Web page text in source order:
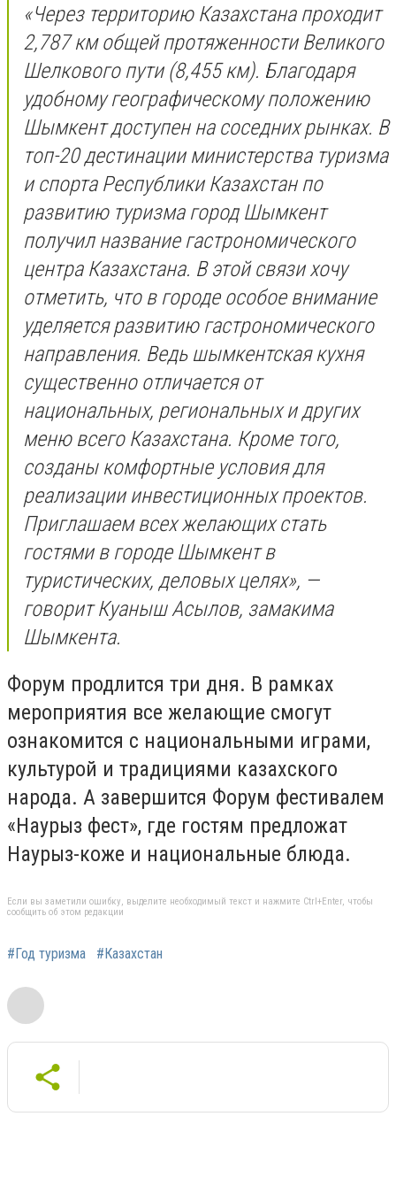
«Через территорию Казахстана проходит
2,787 км общей протяженности Великого
Шелкового пути (8,455 км). Благодаря
удобному географическому положению
Шымкент доступен на соседних рынках. В
топ-20 дестинации министерства туризма
и спорта Республики Казахстан по
развитию туризма город Шымкент
получил название гастрономического
центра Казахстана. В этой связи хочу
отметить, что в городе особое внимание
уделяется развитию гастрономического
направления. Ведь шымкентская кухня
существенно отличается от
национальных, региональных и других
меню всего Казахстана. Кроме того,
созданы комфортные условия для
реализации инвестиционных проектов.
Приглашаем всех желающих стать
гостями в городе Шымкент в
туристических, деловых целях», —
говорит Куаныш Асылов, замакима
Шымкента.
Форум продлится три дня. В рамках
мероприятия все желающие смогут
ознакомится с национальными играми,
культурой и традициями казахского
народа. А завершится Форум фестивалем
«Наурыз фест», где гостям предложат
Наурыз-коже и национальные блюда.
Если вы заметили ошибку, выделите необходимый текст и нажмите Ctrl+Enter, чтобы
сообщить об этом редакции
#Год туризма #Казахстан